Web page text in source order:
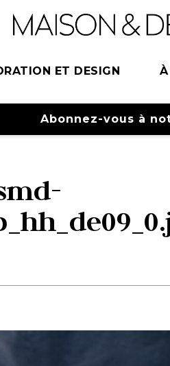
ET DESIGN
Abonnez-vous à